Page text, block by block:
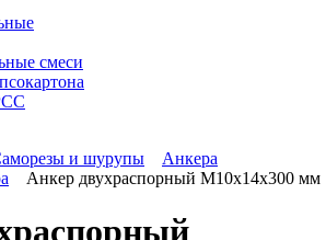
смеси
и шурупы
Анкера
Анкер двухраспорный М10х14х300 мм